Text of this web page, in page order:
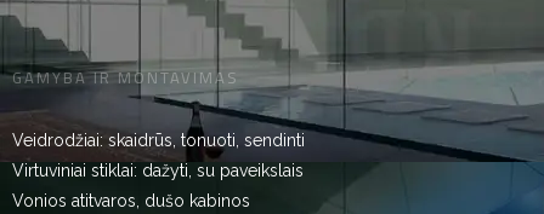
GAMYBA IR MONTAVIMAS
Veidrodžiai: skaidrūs, tonuoti, sendinti
Virtuviniai stiklai: dažyti, su paveikslais
Vonios atitvaros, dušo kabinos